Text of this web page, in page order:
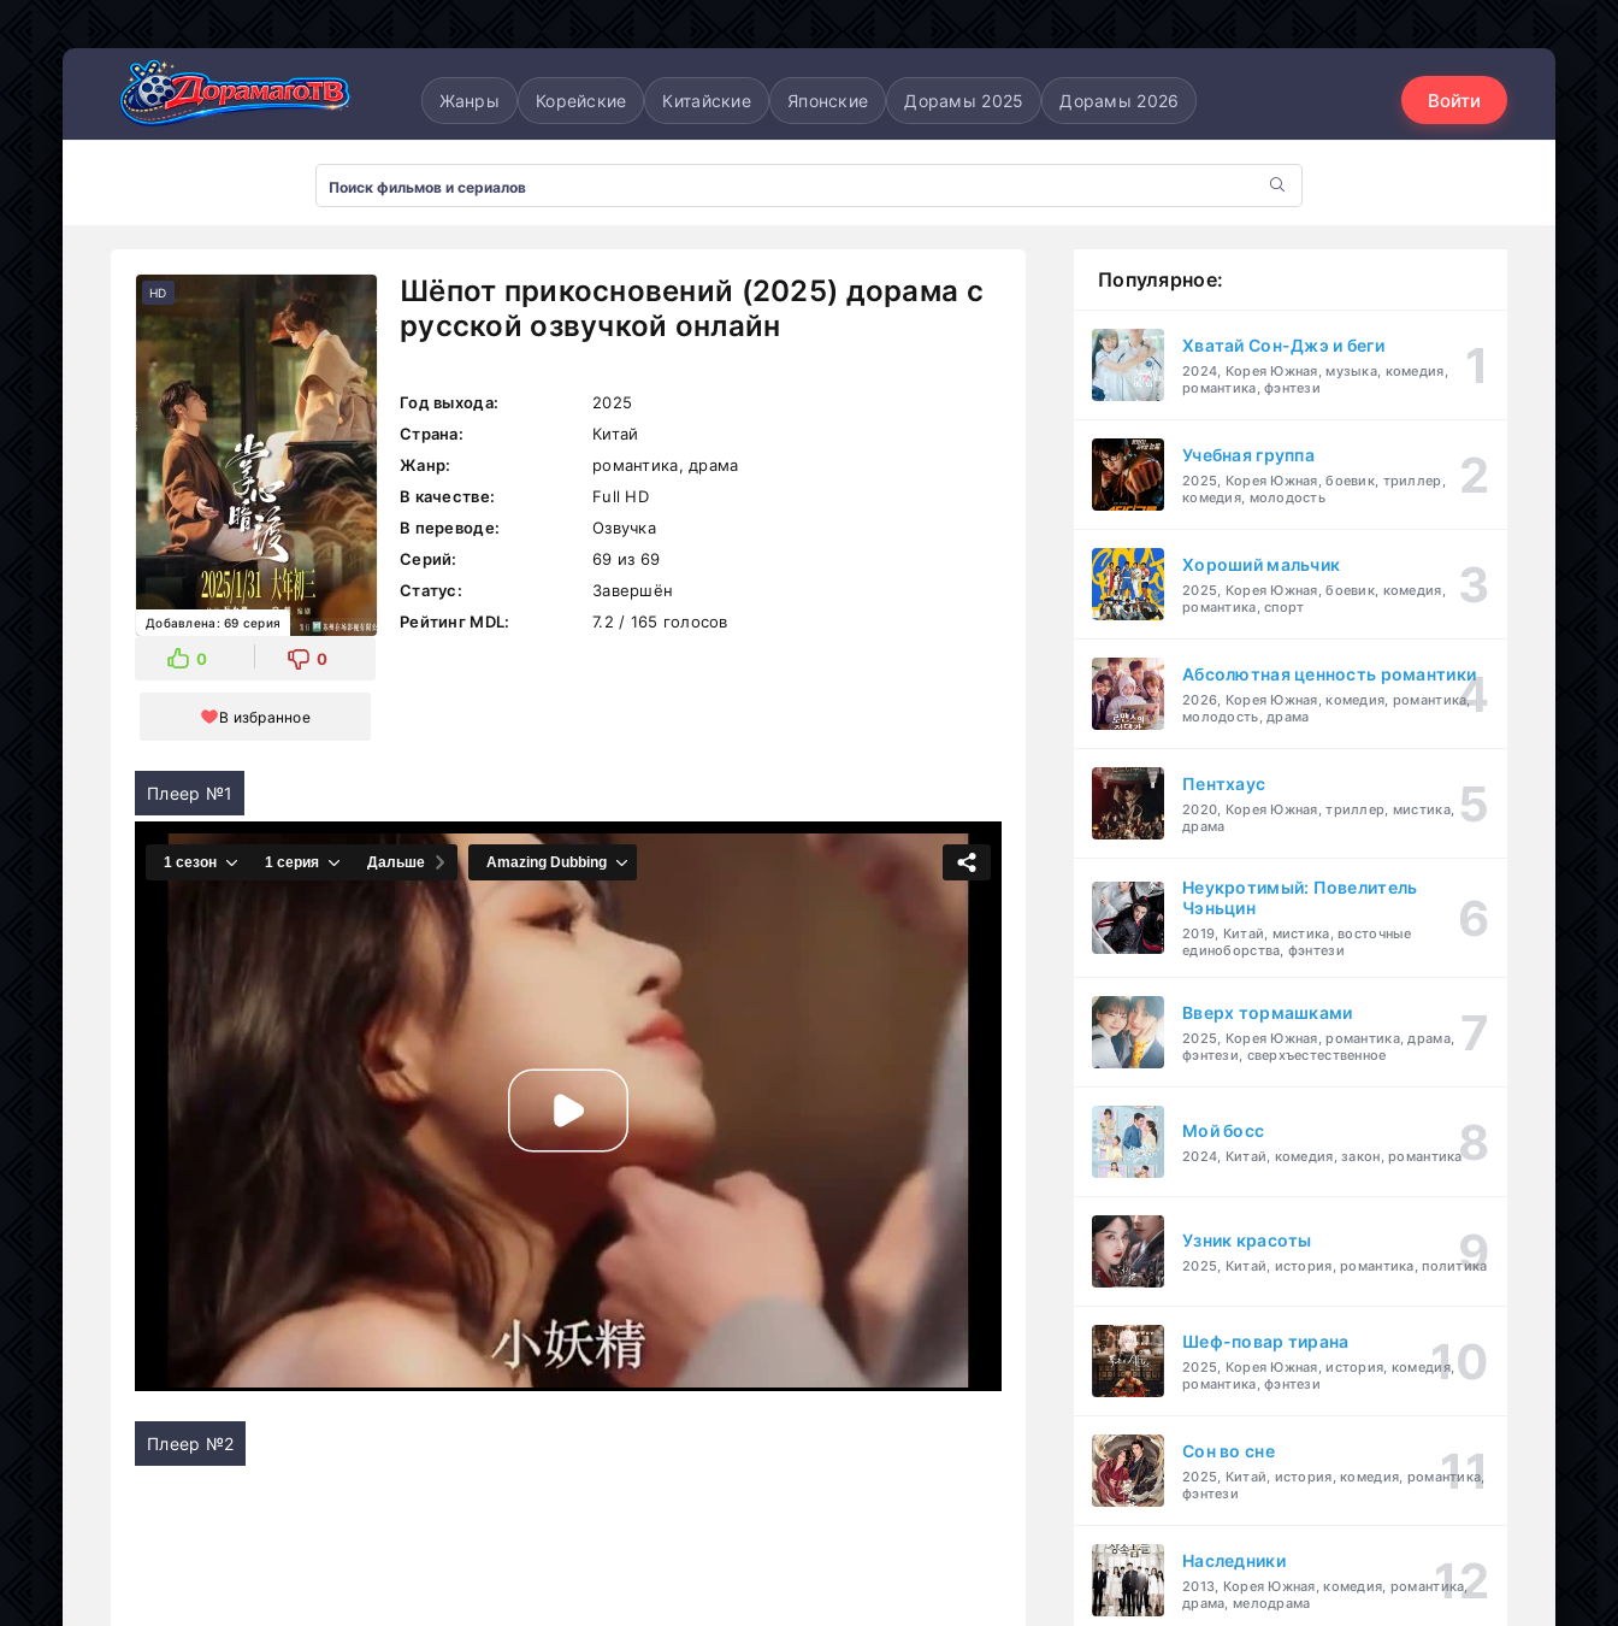
Жанры Корейские Китайские Японские Дорамы 2025 Дорамы 2026 Войти
HD
Добавлена: 69 серия
0 0
В избранное
Шёпот прикосновений (2025) дорама с
русской озвучкой онлайн
Год выхода:
2025
Страна:
Китай
Жанр:
романтика, драма
В качестве:
Full HD
В переводе:
Озвучка
Серий:
69 из 69
Статус:
Завершён
Рейтинг MDL:
7.2 / 165 голосов
Плеер №1
Плеер №2
Популярное:
Хватай Сон-Джэ и беги
2024, Корея Южная, музыка, комедия,
романтика, фэнтези
Учебная группа
2025, Корея Южная, боевик, триллер,
комедия, молодость
Хороший мальчик
2025, Корея Южная, боевик, комедия,
романтика, спорт
Абсолютная ценность романтики
2026, Корея Южная, комедия, романтика,
молодость, драма
Пентхаус
2020, Корея Южная, триллер, мистика,
драма
Неукротимый: Повелитель
Чэньцин
2019, Китай, мистика, восточные
единоборства, фэнтези
Вверх тормашками
2025, Корея Южная, романтика, драма,
фэнтези, сверхъестественное
Мой босс
2024, Китай, комедия, закон, романтика
Узник красоты
2025, Китай, история, романтика, политика
Шеф-повар тирана
2025, Корея Южная, история, комедия,
романтика, фэнтези
Cон во сне
2025, Китай, история, комедия, романтика,
фэнтези
Наследники
2013, Корея Южная, комедия, романтика,
драма, мелодрама
Дорамы 2025 Дорамы 2026